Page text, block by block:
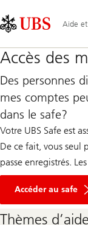
Links
Area
Aide
Accès des
Des personnes
mes comptes
dans le safe?
Votre UBS Safe est
De ce fait, vous seul
passe enregistrés.
Accéder au safe
Thèmes